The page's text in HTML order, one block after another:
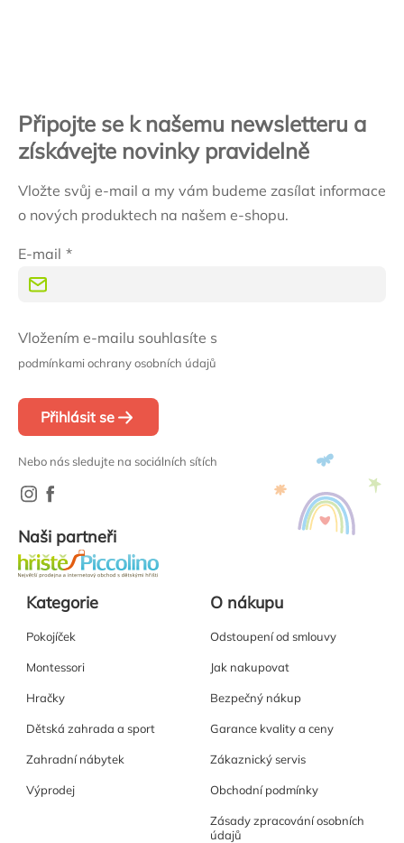
Připojte se k našemu newsletteru a
získávejte novinky pravidelně
Vložte svůj e-mail a my vám budeme zasílat informace
o nových produktech na našem e-shopu.
E-mail
Vložením e-mailu souhlasíte s
podmínkami ochrany osobních údajů
Přihlásit se
Nebo nás sledujte na sociálních sítích
Naši partneři
Kategorie
Pokojíček
Montessori
Hračky
Dětská zahrada a sport
Zahradní nábytek
Výprodej
O nákupu
Odstoupení od smlouvy
Jak nakupovat
Bezpečný nákup
Garance kvality a ceny
Zákaznický servis
Obchodní podmínky
Zásady zpracování osobních
údajů